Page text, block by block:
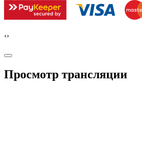
‹›
Просмотр трансляции